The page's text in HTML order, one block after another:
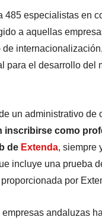
485 especialistas en
a aquellas
para el desarrollo del
un administrativo de
inscribirse como
de Extenda, siempre
incluye una prueba
por
andaluzas